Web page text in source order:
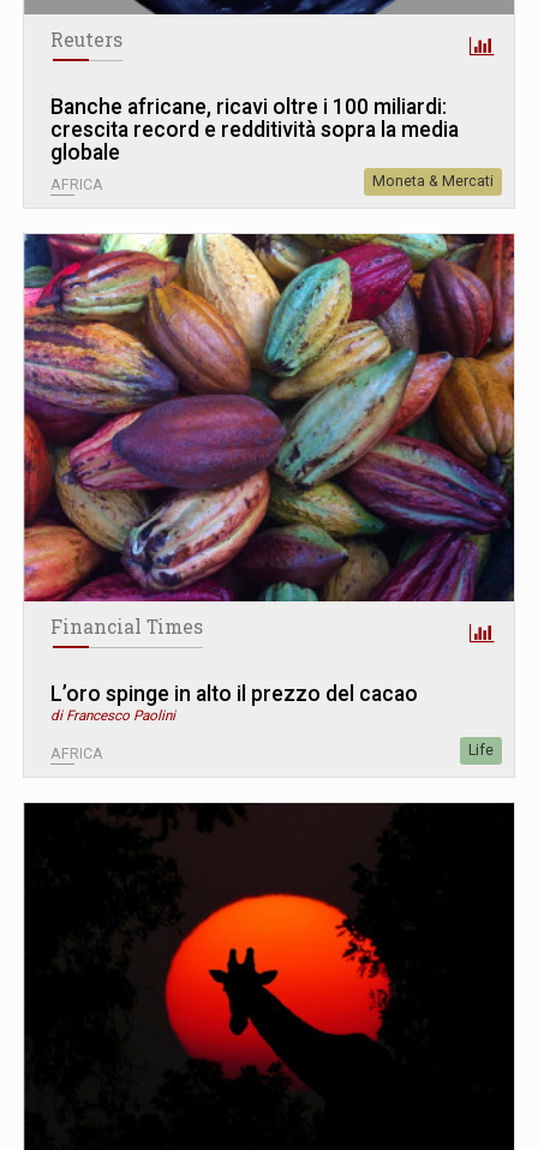
Reuters
Banche africane, ricavi oltre i 100 miliardi:
crescita record e redditività sopra la media
globale
AFRICA Moneta & Mercati
Financial Times
L’oro spinge in alto il prezzo del cacao
di Francesco Paolini
AFRICA Life